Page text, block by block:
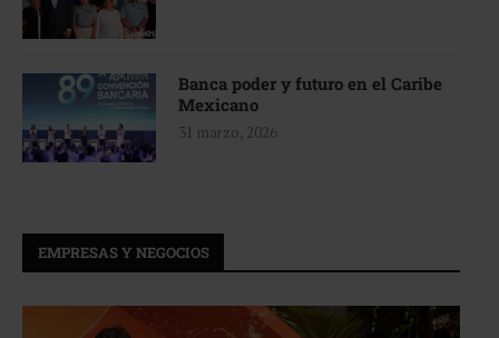
Banca poder y futuro en el Caribe
Mexicano
31 marzo, 2026
EMPRESAS Y NEGOCIOS